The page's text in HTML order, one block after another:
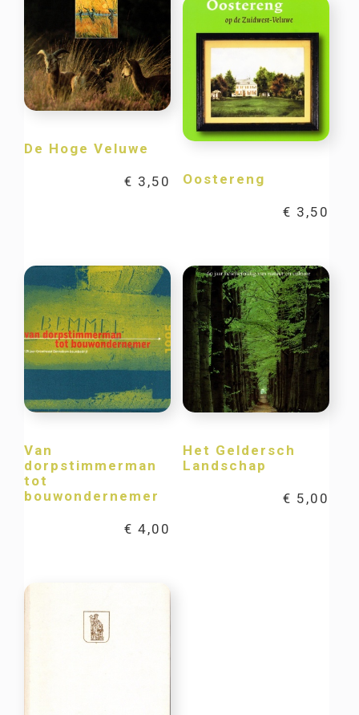
De Hoge Veluwe
€ 3,50 Oostereng
€ 3,50
Van
dorpstimmerman
tot
bouwondernemer
€ 4,00
Het Geldersch
Landschap
€ 5,00